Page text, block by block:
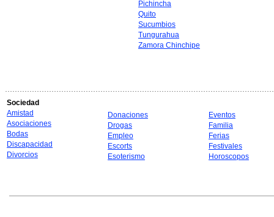
Pichincha
Quito
Sucumbios
Tungurahua
Zamora Chinchipe
Sociedad
Amistad
Asociaciones
Bodas
Discapacidad
Divorcios
Donaciones
Drogas
Empleo
Escorts
Esoterismo
Eventos
Familia
Ferias
Festivales
Horoscopos